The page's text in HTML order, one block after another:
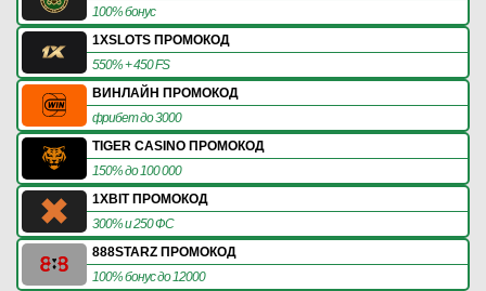
100% бонус
1XSLOTS ПРОМОКОД
550% + 450 FS
ВИНЛАЙН ПРОМОКОД
фрибет до 3000
TIGER CASINO ПРОМОКОД
150% до 100 000
1XBIT ПРОМОКОД
300% и 250 ФС
888STARZ ПРОМОКОД
100% бонус до 12000